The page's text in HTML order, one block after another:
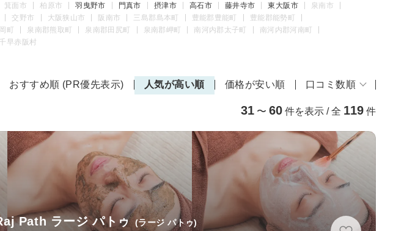
箕面市 柏原市 羽曳野市 門真市 摂津市 高石市 藤井寺市 東大阪市
泉南市
交野市 大阪狭山市 阪南市 三島郡島本町 豊能郡豊能町
豊能郡能勢町
町
泉南郡熊取町 泉南郡田尻町 泉南郡岬町 南河内郡太子町
南河内郡河南町
早赤阪村
おすすめ順 (PR優先表示) 人気が高い順 価格が安い順 口コミ数順
31 〜 60 件を表示 / 全 119 件
Path ラージ パトゥ (ラージ パトゥ)